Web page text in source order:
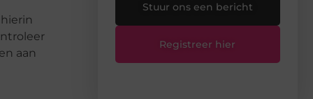
aan
Stuur ons een bericht
Registreer hier